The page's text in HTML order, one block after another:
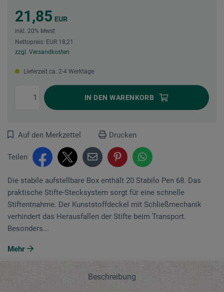
21,85 EUR
inkl. 20% Mwst
Nettopreis: EUR 18,21
zzgl. Versandkosten
Lieferzeit ca. 2-4 Werktage
IN DEN WARENKORB
Auf den Merkzettel Drucken
Teilen
Die stabile aufstellbare Box enthält 20 Stabilo Pen 68. Das
praktische Stifte-Stecksystem sorgt für eine schnelle
Stiftentnahme. Der Kunststoffdeckel mit Schließmechanik
verhindert das Herausfallen der Stifte beim Transport.
Besonders...
Mehr
Beschreibung